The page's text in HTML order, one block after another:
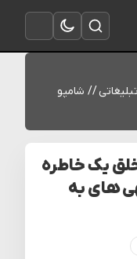
باز کردن منو
تغییر به حالت تاریک
کردن جستجو
// شامپو
یک خاطره
های به